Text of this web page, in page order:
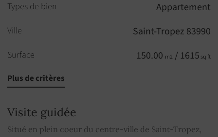
Types de bien Appartement
Ville Saint-Tropez 83990
Surface 150.00 m2 / 1615 sq ft
Pièces
Salle de bains
Plus de critères
Visite guidée
Situé en plein coeur du centre-ville de Saint-Tropez,